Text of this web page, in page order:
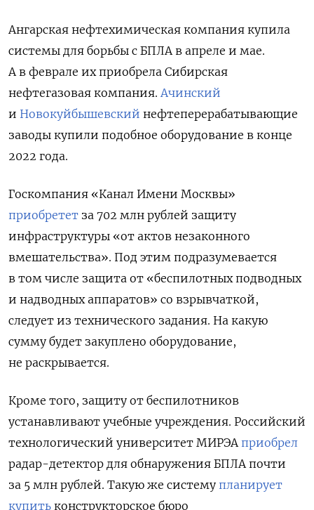
Ангарская нефтехимическая компания купила
системы для борьбы с БПЛА в апреле и мае.
А в феврале их приобрела Сибирская
нефтегазовая компания. Ачинский
и Новокуйбышевский нефтеперерабатывающие
заводы купили подобное оборудование в конце
2022 года.
Госкомпания «Канал Имени Москвы»
приобретет за 702 млн рублей защиту
инфраструктуры «от актов незаконного
вмешательства». Под этим подразумевается
в том числе защита от «беспилотных подводных
и надводных аппаратов» со взрывчаткой,
следует из технического задания. На какую
сумму будет закуплено оборудование,
не раскрывается.
Кроме того, защиту от беспилотников
устанавливают учебные учреждения. Российский
технологический университет МИРЭА приобрел
радар-детектор для обнаружения БПЛА почти
за 5 млн рублей. Такую же систему планирует
купить конструкторское бюро